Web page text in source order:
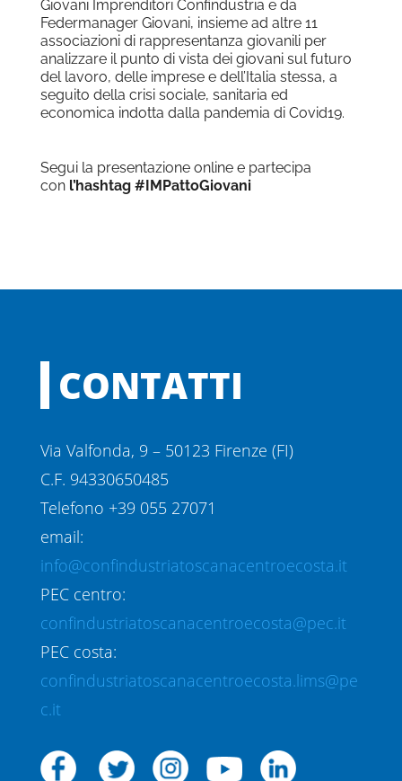
Giovani Imprenditori Confindustria e da
Federmanager Giovani, insieme ad altre 11
associazioni di rappresentanza giovanili per
analizzare il punto di vista dei giovani sul futuro
del lavoro, delle imprese e dell’Italia stessa, a
seguito della crisi sociale, sanitaria ed
economica indotta dalla pandemia di Covid19.
Segui la presentazione online e partecipa
con l’hashtag #IMPattoGiovani
CONTATTI
Via Valfonda, 9 – 50123 Firenze (FI)
C.F. 94330650485
Telefono +39 055 27071
email:
info@confindustriatoscanacentroecosta.it
PEC centro:
confindustriatoscanacentroecosta@pec.it
PEC costa:
confindustriatoscanacentroecosta.lims@pe
c.it